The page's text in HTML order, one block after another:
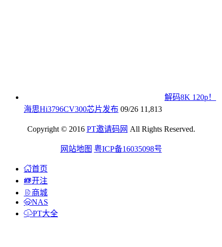
解码8K 120p！
海思Hi3796CV300芯片发布 09/26 11,813
Copyright © 2016 PT邀请码网 All Rights Reserved.
网站地图 粤ICP备16035098号
首页
开注
商城
NAS
PT大全